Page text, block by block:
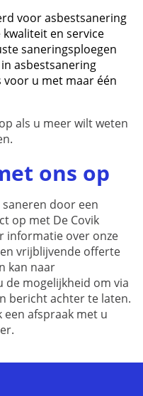
voor asbestsanering
en service
saneringsploegen
asbestsanering
voor u met maar één
als u meer wilt weten
ons op
door een
op met De Covik
informatie over onze
vrijblijvende offerte
kan naar
de mogelijkheid om via
bericht achter te laten.
een afspraak met u